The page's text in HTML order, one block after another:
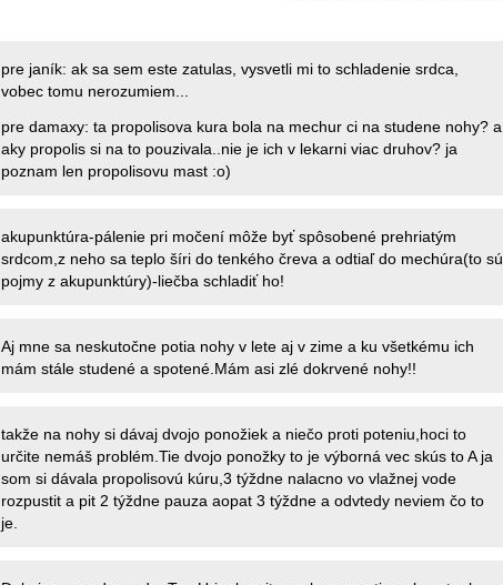
pre janík: ak sa sem este zatulas, vysvetli mi to schladenie srdca,
vobec tomu nerozumiem...
pre damaxy: ta propolisova kura bola na mechur ci na studene nohy? a
aky propolis si na to pouzivala..nie je ich v lekarni viac druhov? ja
poznam len propolisovu mast :o)
akupunktúra-pálenie pri močení môže byť spôsobené prehriatým
srdcom,z neho sa teplo šíri do tenkého čreva a odtiaľ do mechúra(to sú
pojmy z akupunktúry)-liečba schladiť ho!
Aj mne sa neskutočne potia nohy v lete aj v zime a ku všetkému ich
mám stále studené a spotené.Mám asi zlé dokrvené nohy!!
takže na nohy si dávaj dvojo ponožiek a niečo proti poteniu,hoci to
určite nemáš problém.Tie dvojo ponožky to je výborná vec skús to A ja
som si dávala propolisovú kúru,3 týždne nalacno vo vlažnej vode
rozpustit a pit 2 týždne pauza aopat 3 týždne a odvtedy neviem čo to
je.